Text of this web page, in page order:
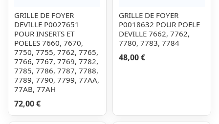
GRILLE DE FOYER
DEVILLE P0027651
POUR INSERTS ET
POELES 7660, 7670,
7750, 7755, 7762, 7765,
7766, 7767, 7769, 7782,
7785, 7786, 7787, 7788,
7789, 7790, 7799, 77AA,
77AB, 77AH
72,00 €
GRILLE DE FOYER
P0018632 POUR POELE
DEVILLE 7662, 7762,
7780, 7783, 7784
48,00 €